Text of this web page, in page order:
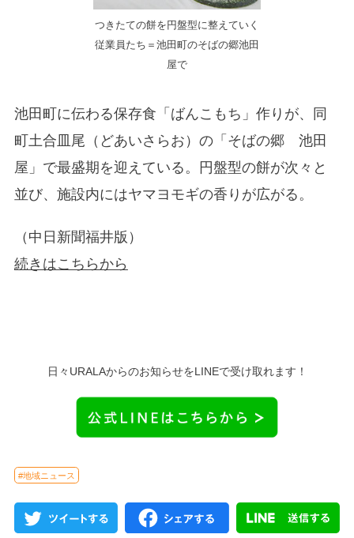
つきたての餅を円盤型に整えていく
従業員たち＝池田町のそばの郷池田
屋で
池田町に伝わる保存食「ばんこもち」作りが、同
町土合皿尾（どあいさらお）の「そばの郷 池田
屋」で最盛期を迎えている。円盤型の餅が次々と
並び、施設内にはヤマヨモギの香りが広がる。
（中日新聞福井版）
続きはこちらから
日々URALAからのお知らせをLINEで受け取れます！
#地域ニュース